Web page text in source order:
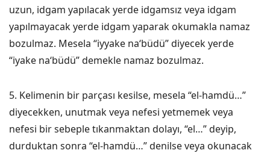
uzun, idgam yapılacak yerde idgamsız veya idgam
yapılmayacak yerde idgam yaparak okumakla namaz
bozulmaz. Mesela “iyyake na‘büdü” diyecek yerde
“iyake na‘büdü” demekle namaz bozulmaz.
5. Kelimenin bir parçası kesilse, mesela “el-hamdü…”
diyecekken, unutmak veya nefesi yetmemek veya
nefesi bir sebeple tıkanmaktan dolayı, “el…” deyip,
durduktan sonra “el-hamdü…” denilse veya okunacak